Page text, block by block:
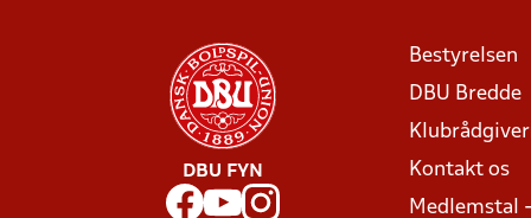
DBU FYN
Bestyrelsen
DBU Bredde
Kontakt os
Medlemstal